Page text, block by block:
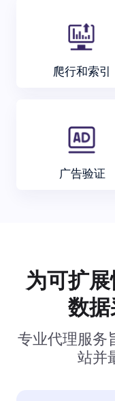
爬行和索引
广告验证
为可扩
数
专业代理服务
站并